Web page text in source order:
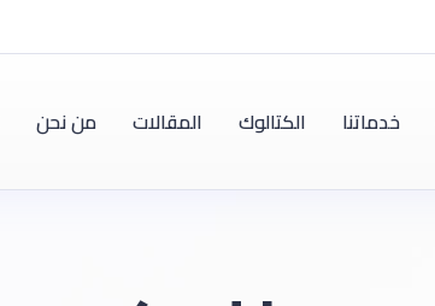
خدماتنا الكتالوك المقالات من نحن